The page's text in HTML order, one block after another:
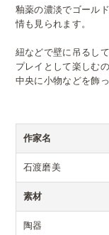
釉薬の濃淡でゴール
情も見られます。
紐などで壁に吊るし
プレイとして楽しむの
中央に小物などを飾
作家名
石渡磨美
素材
陶器